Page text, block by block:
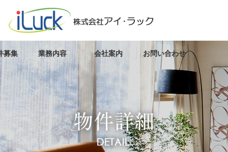
募集 業務内容 会社案内 お問い合わせ